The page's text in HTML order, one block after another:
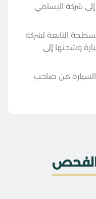
شركة البسامي
التابعة لشركة
وشحنها إلى
من صاحب
الفحص